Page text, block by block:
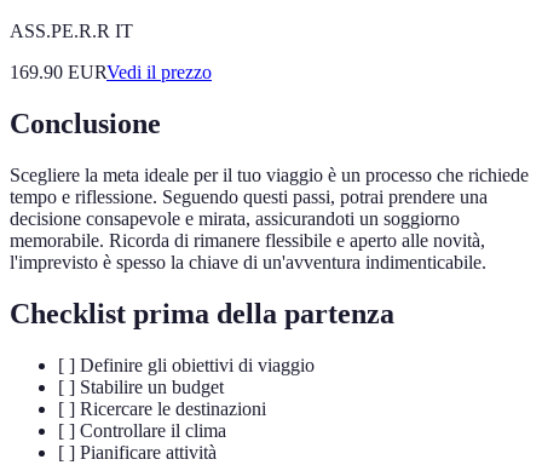
ASS.PE.R.R IT
169.90 EURVedi il prezzo
Conclusione
Scegliere la meta ideale per il tuo viaggio è un processo che richiede
tempo e riflessione. Seguendo questi passi, potrai prendere una
decisione consapevole e mirata, assicurandoti un soggiorno
memorabile. Ricorda di rimanere flessibile e aperto alle novità,
l'imprevisto è spesso la chiave di un'avventura indimenticabile.
Checklist prima della partenza
[ ] Definire gli obiettivi di viaggio
[ ] Stabilire un budget
[ ] Ricercare le destinazioni
[ ] Controllare il clima
[ ] Pianificare attività